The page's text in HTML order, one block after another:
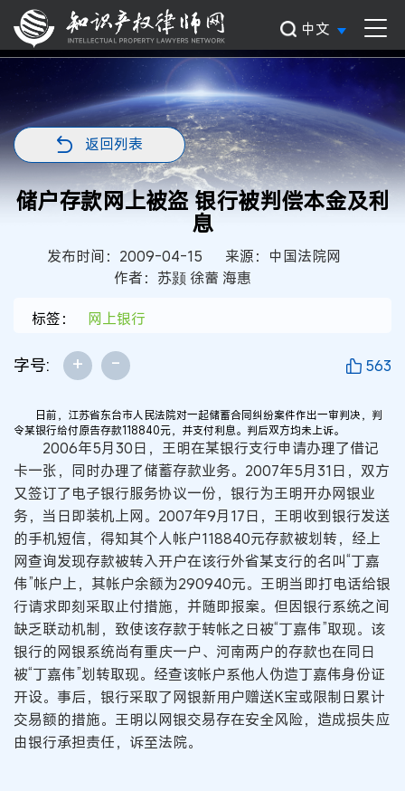
中文
返回列表
储户存款网上被盗 银行被判偿本金及利
息
发布时间：2009-04-15
来源：中国法院网
作者：苏颢 徐蕾 海惠
标签： 网上银行
字号: + - 563
日前，江苏省东台市人民法院对一起储蓄合同纠纷案件作出一审判决，判
令某银行给付原告存款118840元，并支付利息。判后双方均未上诉。
2006年5月30日，王明在某银行支行申请办理了借记
卡一张，同时办理了储蓄存款业务。2007年5月31日，双方
又签订了电子银行服务协议一份，银行为王明开办网银业
务，当日即装机上网。2007年9月17日，王明收到银行发送
的手机短信，得知其个人帐户118840元存款被划转，经上
网查询发现存款被转入开户在该行外省某支行的名叫“丁嘉
伟”帐户上，其帐户余额为290940元。王明当即打电话给银
行请求即刻采取止付措施，并随即报案。但因银行系统之间
缺乏联动机制，致使该存款于转帐之日被“丁嘉伟”取现。该
银行的网银系统尚有重庆一户、河南两户的存款也在同日
被“丁嘉伟”划转取现。经查该帐户系他人伪造丁嘉伟身份证
开设。事后，银行采取了网银新用户赠送K宝或限制日累计
交易额的措施。王明以网银交易存在安全风险，造成损失应
由银行承担责任，诉至法院。